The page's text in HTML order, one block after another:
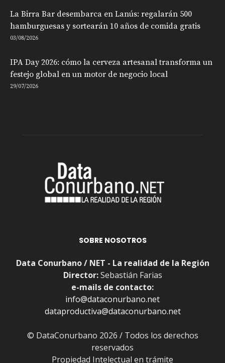
La Birra Bar desembarca en Lanús: regalarán 500
hamburguesas y sortearán 10 años de comida gratis
03/08/2026
IPA Day 2026: cómo la cerveza artesanal transforma un
festejo global en un motor de negocio local
29/07/2026
SOBRE NOSOTROS
Data Conurbano / NET - La realidad de la Región
Director:Sebastián Farias
e-mails de contacto:
info@dataconurbano.net
dataproductiva@dataconurbano.net
© DataConurbano 2026 / Todos los derechos
reservados
Propiedad Intelectual en trámite